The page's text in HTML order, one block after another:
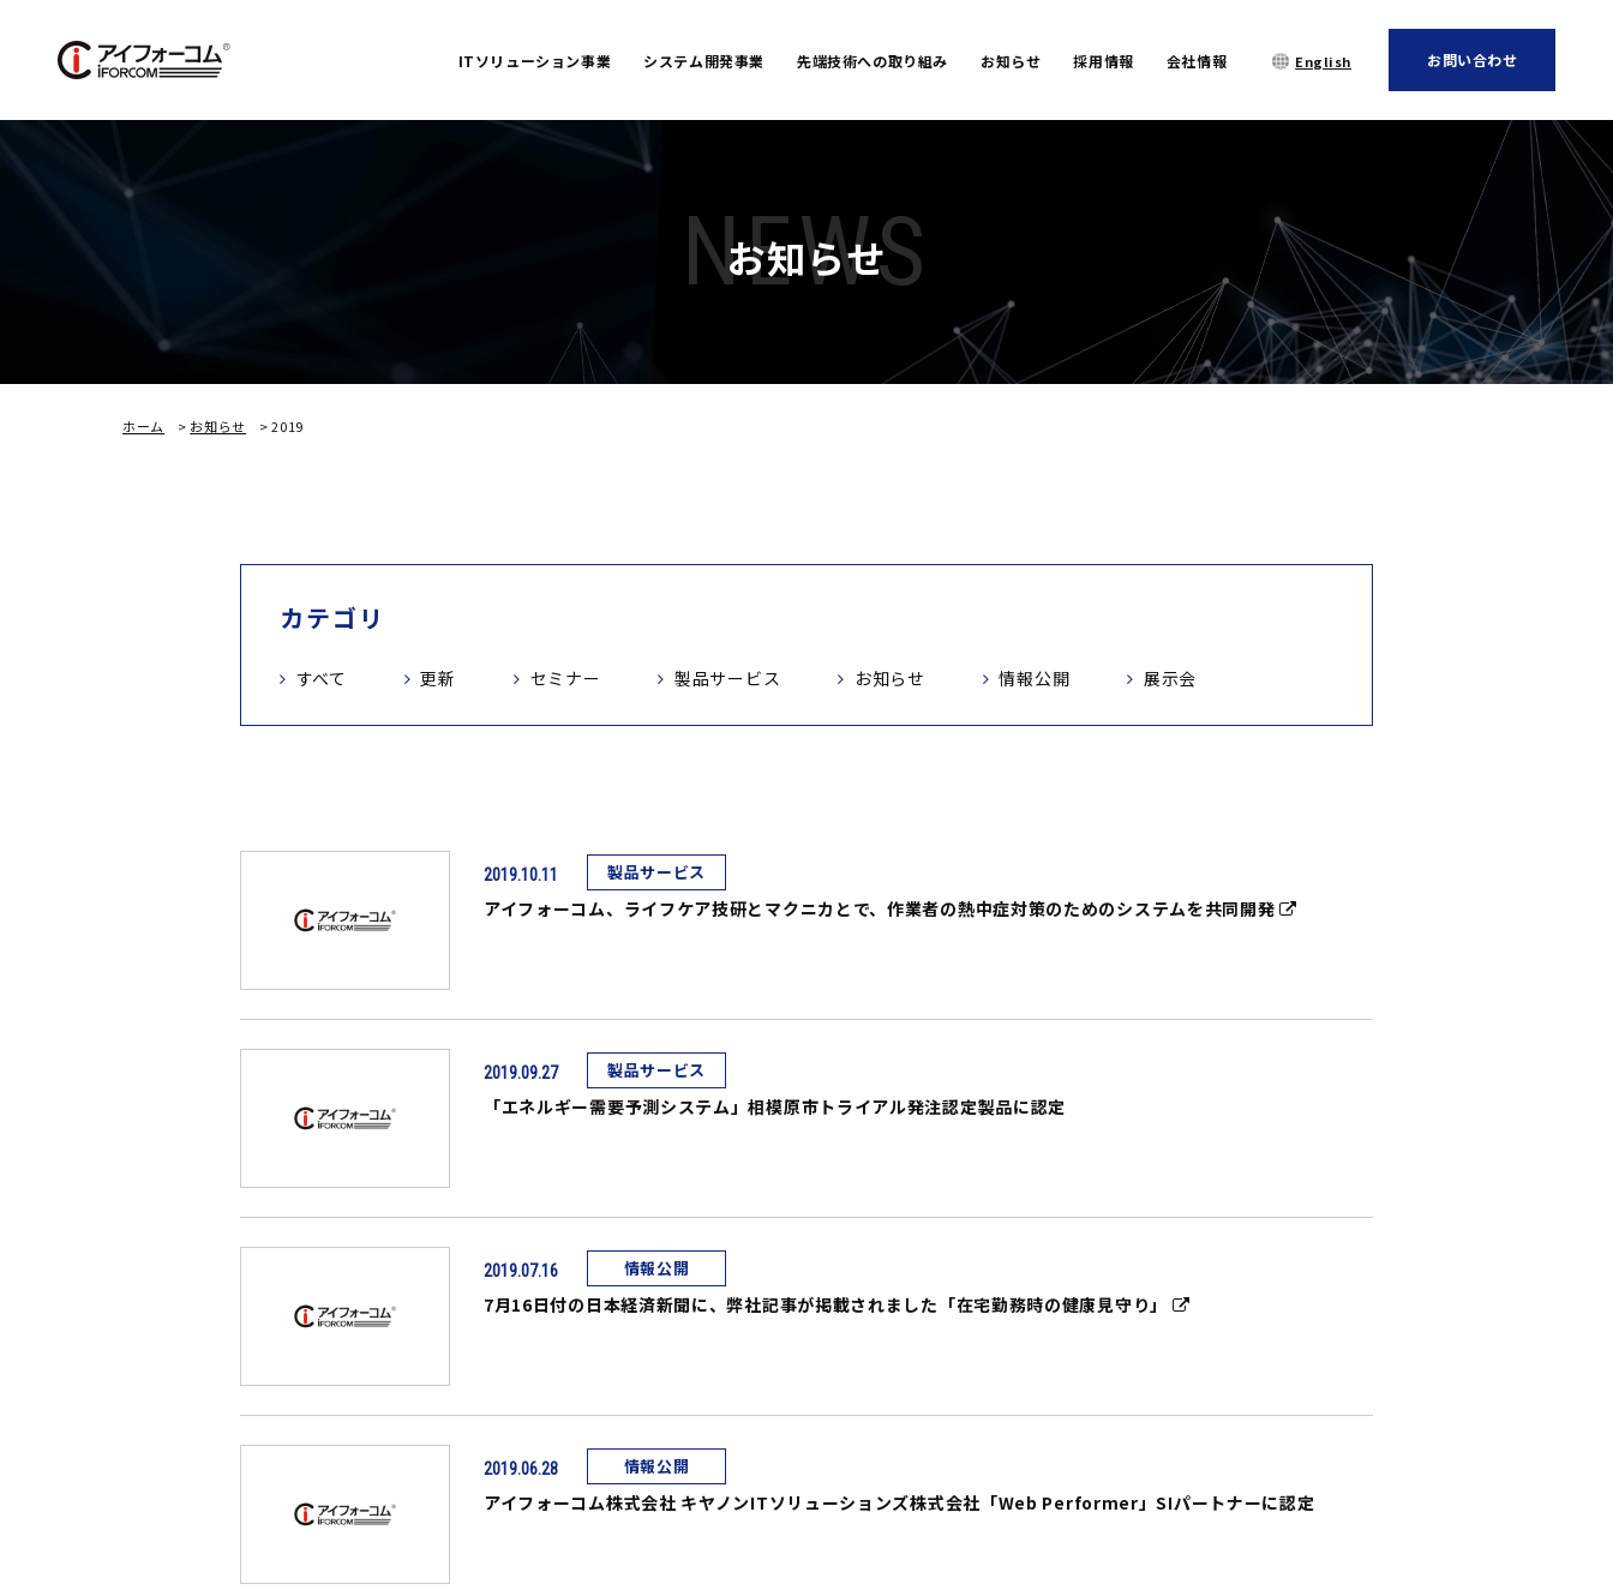
ITソリューション事業 システム開発事業 先端技術への取り組み お知らせ 採用情報 会社情報 English お問い合わせ
NEWS
お知らせ
ホーム > お知らせ >2019
カテゴリ
すべて 更新 セミナー 製品サービス お知らせ 情報公開 展示会
2019.10.11 製品サービス
アイフォーコム、ライフケア技研とマクニカとで、作業者の熱中症対策のためのシステムを共同開発
2019.09.27 製品サービス
「エネルギー需要予測システム」相模原市トライアル発注認定製品に認定
2019.07.16 情報公開
7月16日付の日本経済新聞に、弊社記事が掲載されました「在宅勤務時の健康見守り」
2019.06.28 情報公開
アイフォーコム株式会社 キヤノンITソリューションズ株式会社「Web Performer」SIパートナーに認定